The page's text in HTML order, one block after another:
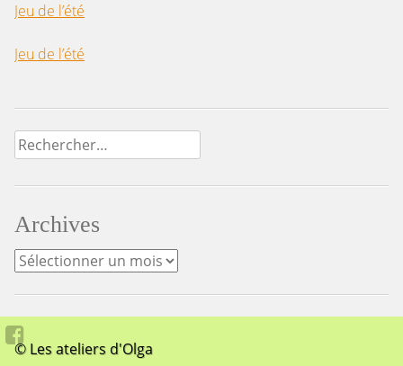
Jeu de l’été
Jeu de l’été
Rechercher :
Archives
Archives
© Les ateliers d'Olga